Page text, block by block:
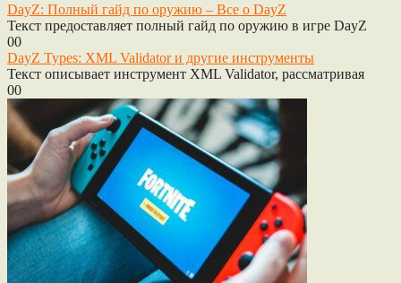
DayZ: Полный гайд по оружию – Все о DayZ
Текст предоставляет полный гайд по оружию в игре DayZ
00
DayZ Types: XML Validator и другие инструменты
Текст описывает инструмент XML Validator, рассматривая
00